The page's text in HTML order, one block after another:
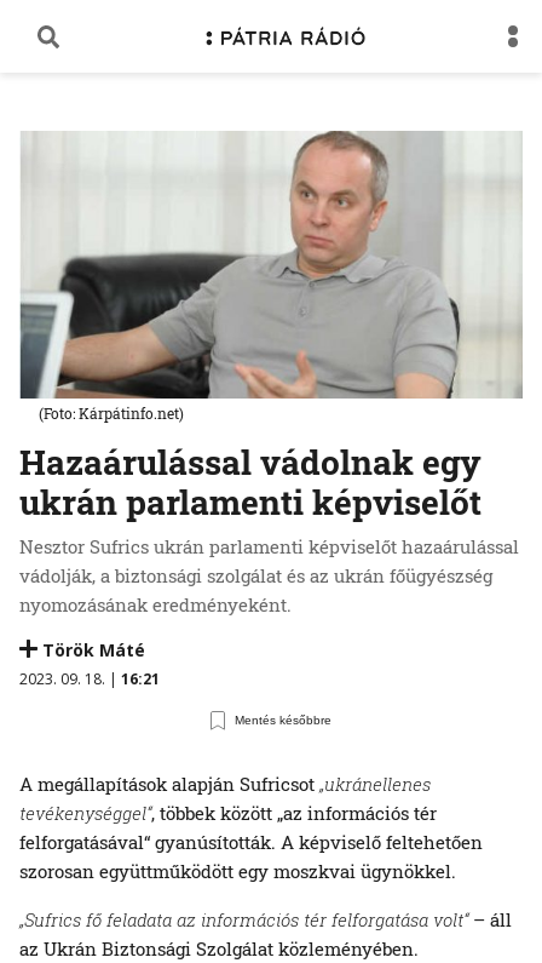
Hazaárulással vádolnak egy
ukrán parlamenti képviselőt
Nesztor Sufrics ukrán parlamenti képviselőt hazaárulással
vádolják, a biztonsági szolgálat és az ukrán főügyészség
nyomozásának eredményeként.
Török Máté
2023. 09. 18. | 16:21
Mentés későbbre
(Foto: Kárpátinfo.net)
A megállapítások alapján Sufricsot „ukránellenes
tevékenységgel“, többek között „az információs tér
felforgatásával“ gyanúsították. A képviselő feltehetően
szorosan együttműködött egy moszkvai ügynökkel.
„Sufrics fő feladata az információs tér felforgatása volt“– áll
az Ukrán Biztonsági Szolgálat közleményében.